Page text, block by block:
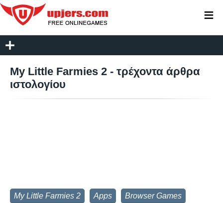
My Little Farmies 2 - τρέχοντα άρθρα
ιστολογίου
My Little Farmies 2 Apps Browser Games
≡